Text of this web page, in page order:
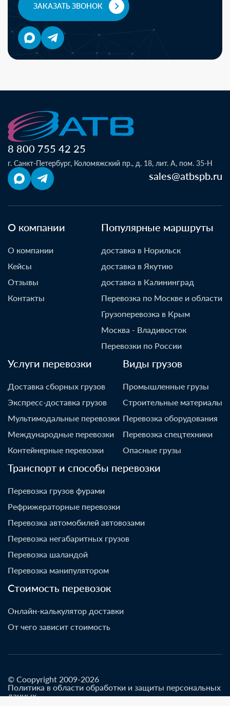
ЗАКАЗАТЬ ЗВОНОК
8 800 755 42 25
г. Санкт-Петербург, Коломяжский пр., д. 18, лит. А, пом. 35-Н
sales@atbspb.ru
О компании
О компании
Кейсы
Отзывы
Контакты
Популярные маршруты
доставка в Норильск
доставка в Якутию
доставка в Калининград
Перевозка по Москве и области
Грузоперевозка в Крым
Москва - Владивосток
Перевозки по России
Услуги перевозки
Доставка сборных грузов
Экспресс-доставка грузов
Мультимодальные перевозки
Международные перевозки
Контейнерные перевозки
Виды грузов
Промышленные грузы
Строительные материалы
Перевозка оборудования
Перевозка спецтехники
Опасные грузы
Транспорт и способы перевозки
Перевозка грузов фурами
Рефрижераторные перевозки
Перевозка автомобилей автовозами
Перевозка негабаритных грузов
Перевозка шаландой
Перевозка манипулятором
Стоимость перевозок
Онлайн-калькулятор доставки
От чего зависит стоимость
© Coopyright 2009-2026
Политика в области обработки и защиты персональных
данных